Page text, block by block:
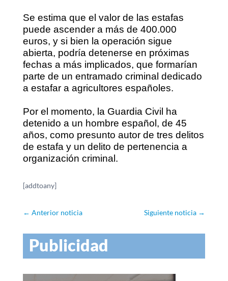
Se estima que el valor de las estafas
puede ascender a más de 400.000
euros, y si bien la operación sigue
abierta, podría detenerse en próximas
fechas a más implicados, que formarían
parte de un entramado criminal dedicado
a estafar a agricultores españoles.
Por el momento, la Guardia Civil ha
detenido a un hombre español, de 45
años, como presunto autor de tres delitos
de estafa y un delito de pertenencia a
organización criminal.
[addtoany]
← Anterior noticia Siguiente noticia →
Publicidad